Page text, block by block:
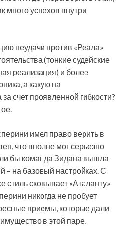
много успехов внутри
неудачи против «Реала»
(тонкие судейские
реализация) и более
а какую на
счет проявленной гибкости?
имел право верить в
что вполне мог серьезно
бы команда Зидана вышла
– на базовый настройках. С
стиль сковывает «Аталанту»
никогда не пробует
приемы, которые дали
в этой паре.